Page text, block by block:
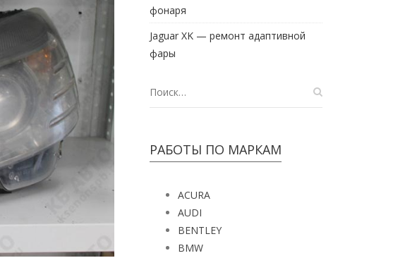
фонаря
Jaguar XK — ремонт адаптивной
фары
РАБОТЫ ПО МАРКАМ
ACURA
AUDI
BENTLEY
BMW